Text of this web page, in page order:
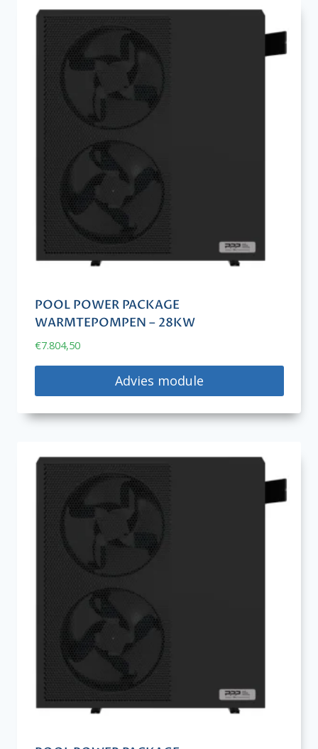
POOL POWER PACKAGE
WARMTEPOMPEN – 28KW
€7.804,50
Advies module